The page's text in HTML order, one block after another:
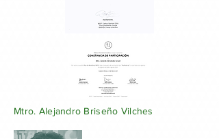
Mtro. Alejandro Briseño Vilches